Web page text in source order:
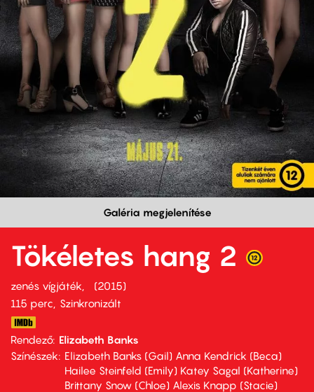
Galéria megjelenítése
Tökéletes hang 2
zenés vígjáték
2015
115 perc,
Szinkronizált
Rendező Elizabeth Banks
Színészek
Elizabeth Banks (Gail) Anna Kendrick (Beca)
Hailee Steinfeld (Emily) Katey Sagal (Katherine)
Brittany Snow (Chloe) Alexis Knapp (Stacie)